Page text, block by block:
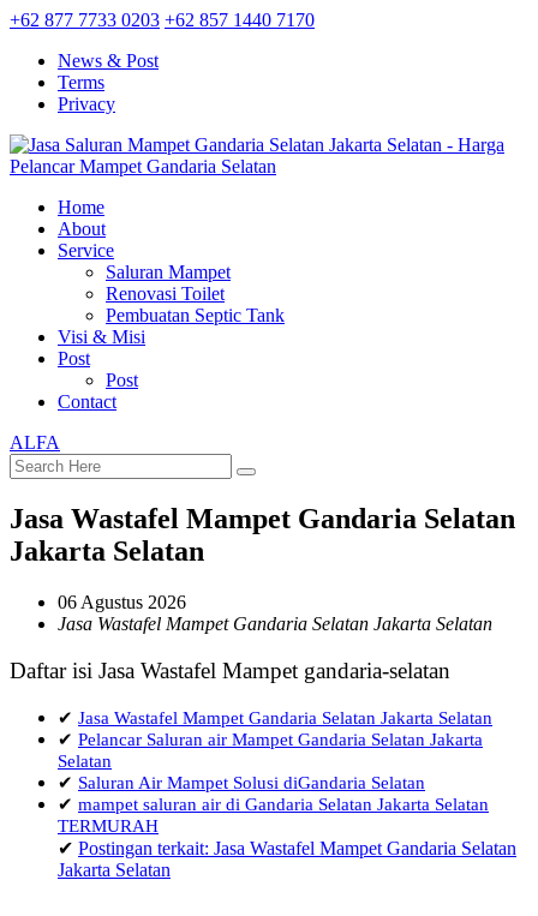
+62 877 7733 0203 +62 857 1440 7170
News & Post
Terms
Privacy
Home
About
Service
Saluran Mampet
Renovasi Toilet
Pembuatan Septic Tank
Visi & Misi
Post
Post
Contact
ALFA
Jasa Wastafel Mampet Gandaria Selatan
Jakarta Selatan
06 Agustus 2026
Jasa Wastafel Mampet Gandaria Selatan Jakarta Selatan
Daftar isi Jasa Wastafel Mampet gandaria-selatan
✔ Jasa Wastafel Mampet Gandaria Selatan Jakarta Selatan
✔ Pelancar Saluran air Mampet Gandaria Selatan Jakarta
Selatan
✔ Saluran Air Mampet Solusi diGandaria Selatan
✔ mampet saluran air di Gandaria Selatan Jakarta Selatan
TERMURAH
✔ Postingan terkait: Jasa Wastafel Mampet Gandaria Selatan
Jakarta Selatan